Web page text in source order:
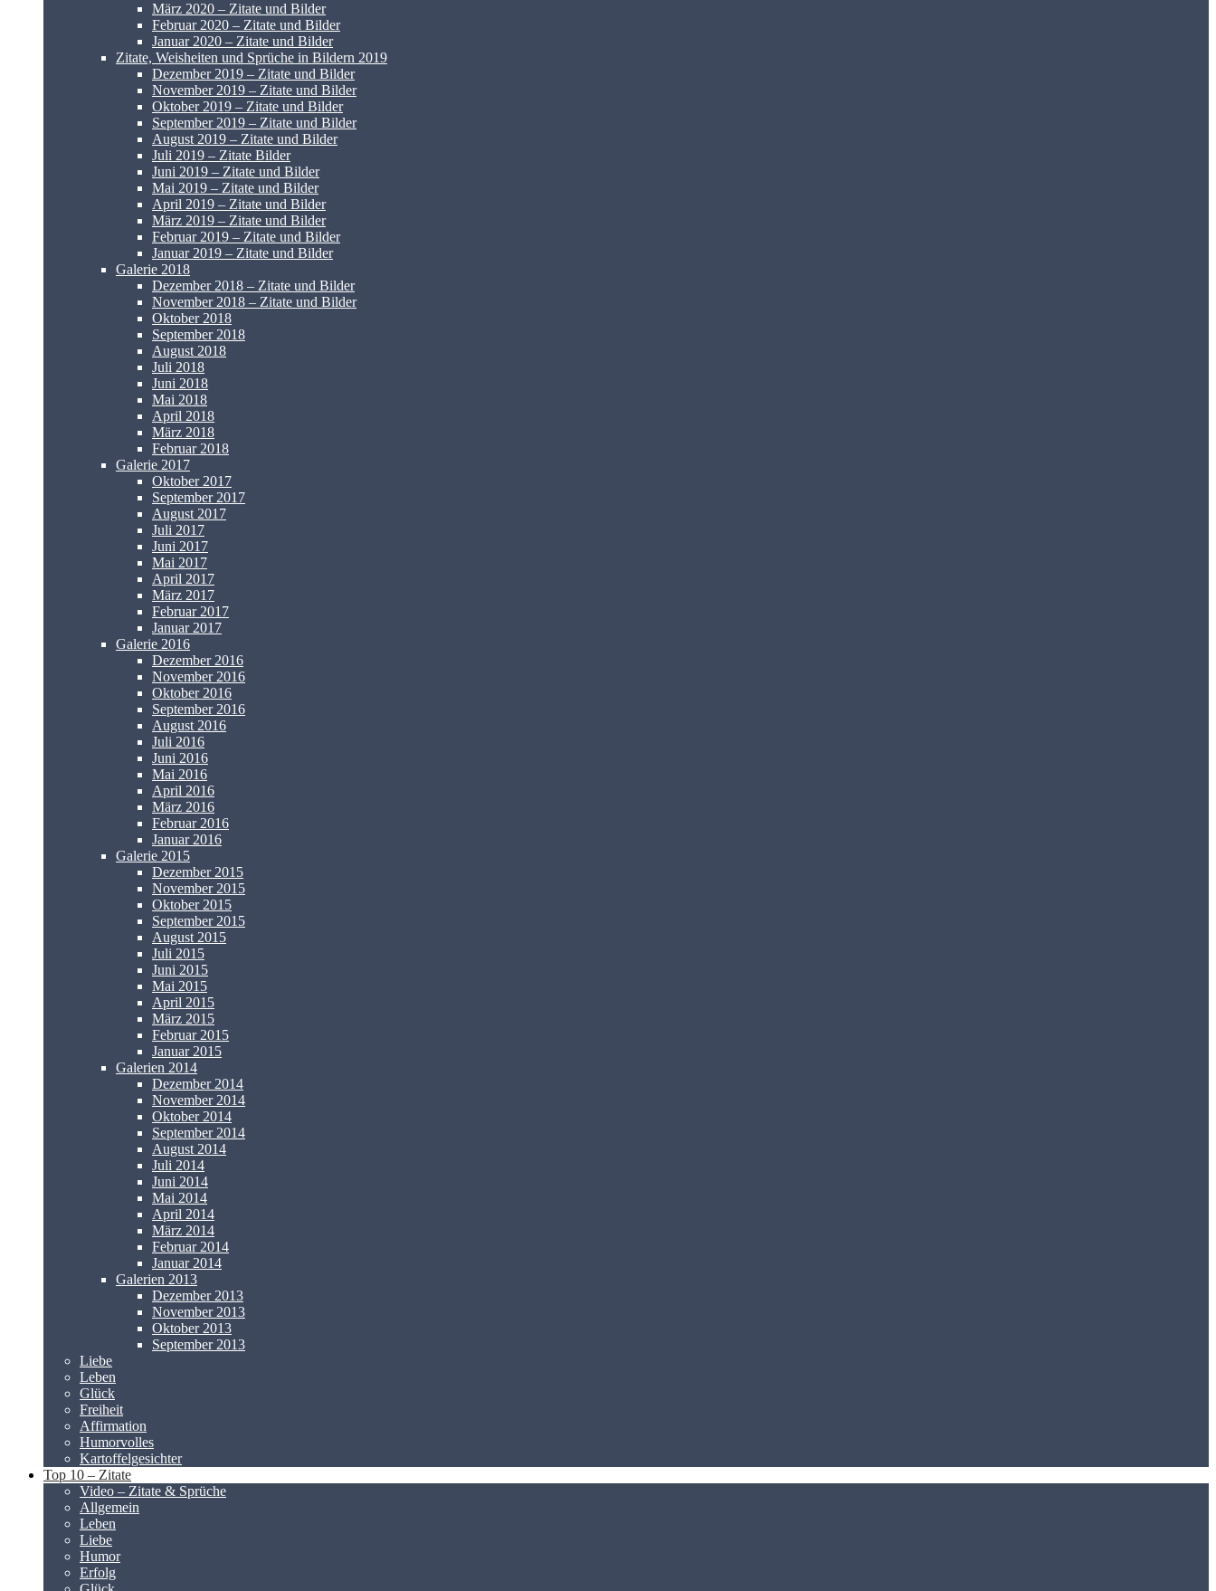
März 2020 – Zitate und Bilder
Februar 2020 – Zitate und Bilder
Januar 2020 – Zitate und Bilder
Zitate, Weisheiten und Sprüche in Bildern 2019
Dezember 2019 – Zitate und Bilder
November 2019 – Zitate und Bilder
Oktober 2019 – Zitate und Bilder
September 2019 – Zitate und Bilder
August 2019 – Zitate und Bilder
Juli 2019 – Zitate Bilder
Juni 2019 – Zitate und Bilder
Mai 2019 – Zitate und Bilder
April 2019 – Zitate und Bilder
März 2019 – Zitate und Bilder
Februar 2019 – Zitate und Bilder
Januar 2019 – Zitate und Bilder
Galerie 2018
Dezember 2018 – Zitate und Bilder
November 2018 – Zitate und Bilder
Oktober 2018
September 2018
August 2018
Juli 2018
Juni 2018
Mai 2018
April 2018
März 2018
Februar 2018
Galerie 2017
Oktober 2017
September 2017
August 2017
Juli 2017
Juni 2017
Mai 2017
April 2017
März 2017
Februar 2017
Januar 2017
Galerie 2016
Dezember 2016
November 2016
Oktober 2016
September 2016
August 2016
Juli 2016
Juni 2016
Mai 2016
April 2016
März 2016
Februar 2016
Januar 2016
Galerie 2015
Dezember 2015
November 2015
Oktober 2015
September 2015
August 2015
Juli 2015
Juni 2015
Mai 2015
April 2015
März 2015
Februar 2015
Januar 2015
Galerien 2014
Dezember 2014
November 2014
Oktober 2014
September 2014
August 2014
Juli 2014
Juni 2014
Mai 2014
April 2014
März 2014
Februar 2014
Januar 2014
Galerien 2013
Dezember 2013
November 2013
Oktober 2013
September 2013
Liebe
Leben
Glück
Freiheit
Affirmation
Humorvolles
Kartoffelgesichter
Top 10 – Zitate
Video – Zitate & Sprüche
Allgemein
Leben
Liebe
Humor
Erfolg